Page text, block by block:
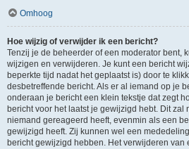
Omhoog
Hoe wijzig of verwijder ik een bericht?
Tenzij je de beheerder of een moderator bent,
wijzigen en verwijderen. Je kunt een bericht
beperkte tijd nadat het geplaatst is) door te
desbetreffende bericht. Als er al iemand op je
onderaan je bericht een klein tekstje dat zegt
bericht voor het laatst je gewijzigd hebt. Dit zal
niemand gereageerd heeft, evenmin als een
gewijzigd heeft. Zij kunnen wel een
bericht gewijzigd hebben. Het verwijderen van